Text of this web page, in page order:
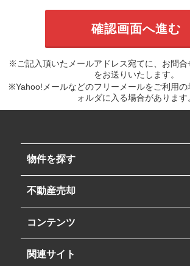
※ご記入頂いたメールアドレス宛てに、お問
をお送りいたします。
※Yahoo!メールなどのフリーメールをご利用の
ォルダに入る場合があります
物件を探す
不動産売却
コンテンツ
関連サイト